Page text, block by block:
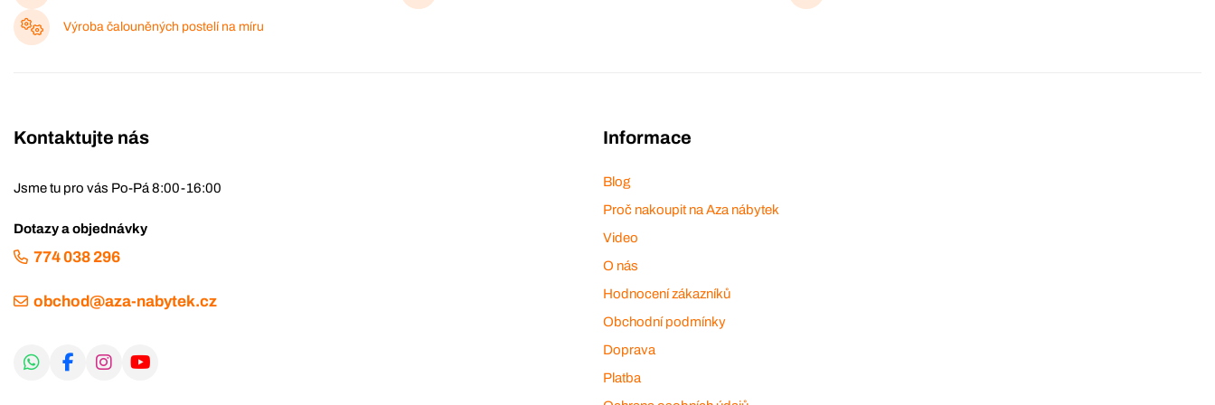
Výroba čalouněných postelí na míru
Kontaktujte nás
Jsme tu pro vás Po-Pá 8:00-16:00
Dotazy a objednávky
774 038 296
obchod@aza-nabytek.cz
Informace
Blog
Proč nakoupit na Aza nábytek
Video
O nás
Hodnocení zákazníků
Obchodní podmínky
Doprava
Platba